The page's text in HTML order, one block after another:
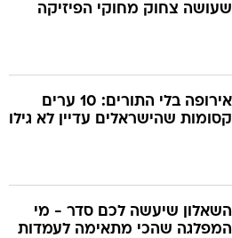
שעושה צחוק מחוקי הפיזיקה
אירופה בלי התורים: 10 ערים
קסומות שהישראלים עדיין לא גילו
השאלון שיעשה לכם סדר - מי
המפלגה שהכי מתאימה לעמדות